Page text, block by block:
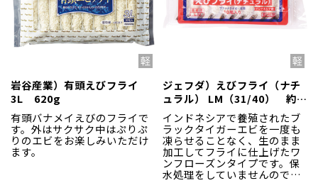
岩谷産業）有頭えびフライ
3L 620g
有頭バナメイえびのフライで
す。外はサクサク中はぷりぷ
りのエビをお楽しみいただけ
ます。
ジェフダ）えびフライ（ナチ
ュラル） LM（31/40） 約
21g×10尾入
インドネシアで養殖されたブ
ラックタイガーエビを一度も
凍らせることなく、生のまま
加工してフライに仕上げたワ
ンフローズンタイプです。保
水処理をしていませんので、